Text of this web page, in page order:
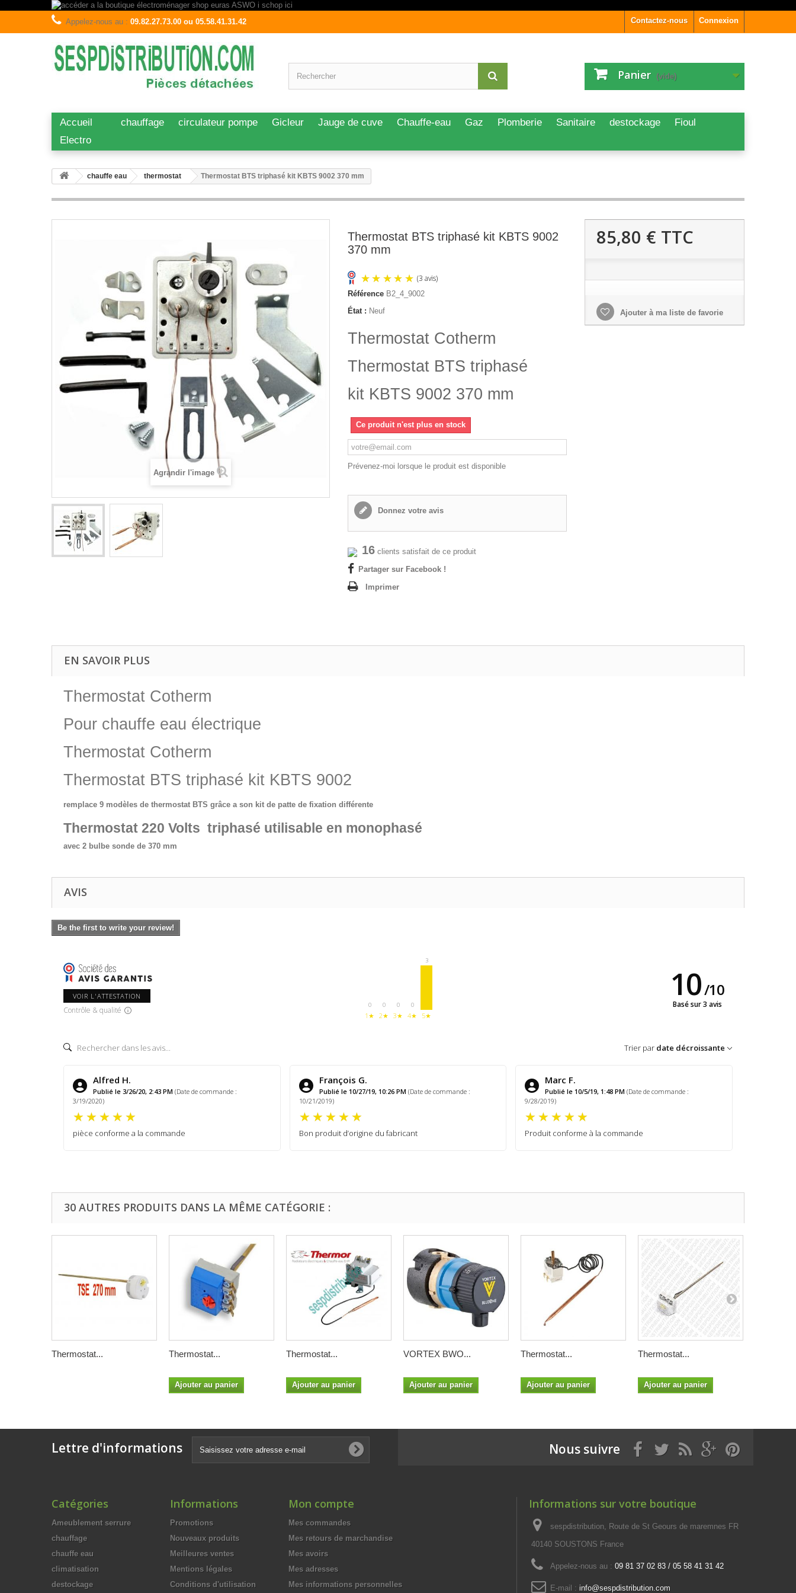
Connexion
Contactez-nous
Appelez-nous au : 09.82.27.73.00 ou 05.58.41.31.42
Panier (vide)
Accueil chauffage circulateur pompe Gicleur Jauge de cuve Chauffe-eau Gaz Plomberie Sanitaire destockage
Fioul
Electro
chauffe eau thermostat Thermostat BTS triphasé kit KBTS 9002 370 mm
Agrandir l'image
Thermostat BTS triphasé kit KBTS 9002
370 mm
Référence B2_4_9002
État : Neuf
Thermostat Cotherm
Thermostat BTS triphasé
kit KBTS 9002 370 mm
Ce produit n'est plus en stock
Prévenez-moi lorsque le produit est disponible
Donnez votre avis
16 clients satisfait de ce produit
Partager sur Facebook !
Imprimer
85,80 € TTC
Ajouter à ma liste de favorie
EN SAVOIR PLUS
Thermostat Cotherm
Pour chauffe eau électrique
Thermostat Cotherm
Thermostat BTS triphasé kit KBTS 9002
remplace 9 modèles de thermostat BTS grâce a son kit de patte de fixation différente
Thermostat 220 Volts triphasé utilisable en monophasé
avec 2 bulbe sonde de 370 mm
AVIS
Be the first to write your review!
VOIR L'ATTESTATION
Contrôle & qualité
0
1★
0
2★
0
3★
0
4★
3
5★
10/10
Basé sur 3 avis
Trier par date décroissante
Alfred H.
Publié le 3/26/20, 2:43 PM (Date de commande :
3/19/2020)
pièce conforme a la commande
François G.
Publié le 10/27/19, 10:26 PM (Date de commande :
10/21/2019)
Bon produit d’origine du fabricant
Marc F.
Publié le 10/5/19, 1:48 PM (Date de commande :
9/28/2019)
Produit conforme à la commande
30 AUTRES PRODUITS DANS LA MÊME CATÉGORIE :
Thermostat... Thermostat...
Ajouter au panier
Thermostat...
Ajouter au panier
VORTEX BWO...
Ajouter au panier
Thermostat...
Ajouter au panier
Thermostat...
Ajouter au panier
Lettre d'informations Nous suivre
Catégories
Ameublement serrure
chauffage
chauffe eau
climatisation
destockage
Informations
Promotions
Nouveaux produits
Meilleures ventes
Mentions légales
Conditions d'utilisation
Mon compte
Mes commandes
Mes retours de marchandise
Mes avoirs
Mes adresses
Mes informations personnelles
Informations sur votre boutique
sespdistribution, Route de St Geours de maremnes FR
40140 SOUSTONS France
Appelez-nous au : 09 81 37 02 83 / 05 58 41 31 42
E-mail : info@sespdistribution.com